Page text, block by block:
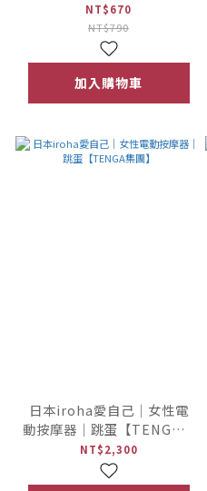
NT$670
NT$790
加入購物車
日本iroha愛自己｜女性電
動按摩器｜跳蛋【TENGA集
團】
NT$2,300